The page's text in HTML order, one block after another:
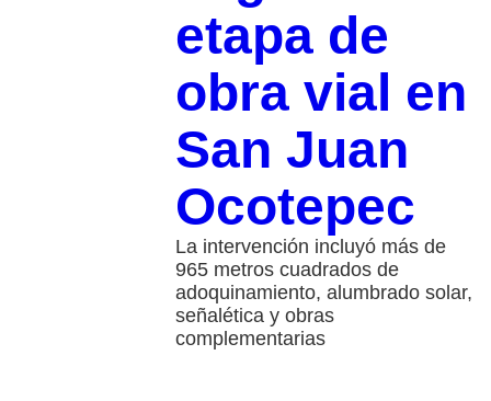
etapa de
obra vial en
San Juan
Ocotepec
La intervención incluyó más de
965 metros cuadrados de
adoquinamiento, alumbrado solar,
señalética y obras
complementarias